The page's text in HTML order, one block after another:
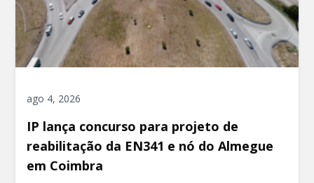
ago 4, 2026
IP lança concurso para projeto de
reabilitação da EN341 e nó do Almegue
em Coimbra